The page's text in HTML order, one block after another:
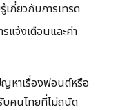
กี่ยวกับการเทรด
แจ้งเตือนและค่า
หาเรื่องฟอนต์หรือ
บคนไทยที่ไม่ถนัด